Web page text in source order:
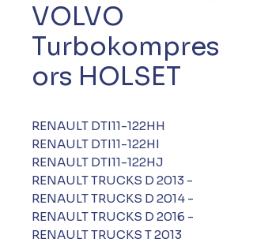
VOLVO
Turbokompres
ors HOLSET
RENAULT DTI11-122HH
RENAULT DTI11-122HI
RENAULT DTI11-122HJ
RENAULT TRUCKS D 2013 -
RENAULT TRUCKS D 2014 -
RENAULT TRUCKS D 2016 -
RENAULT TRUCKS T 2013